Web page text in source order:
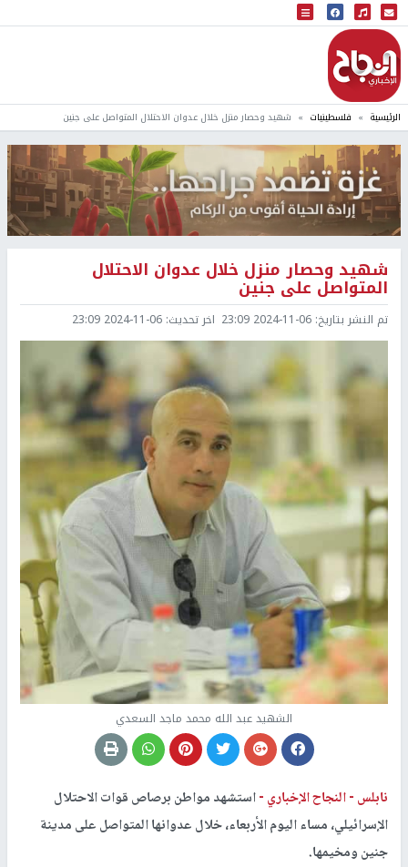
البث المباشر
إذاعة النجاح
الرئيسية فلسطينيات شهيد وحصار منزل خلال عدوان الاحتلال المتواصل على جنين
شهيد وحصار منزل خلال عدوان الاحتلال
المتواصل على جنين
تم النشر بتاريخ: 2024-11-06 23:09 اخر تحديث: 2024-11-06 23:09
الشهيد عبد الله محمد ماجد السعدي
نابلس -النجاح الإخباري -استشهد مواطن برصاص قوات الاحتلال
الإسرائيلي، مساء اليوم الأربعاء، خلال عدوانها المتواصل على مدينة
جنين ومخيمها.